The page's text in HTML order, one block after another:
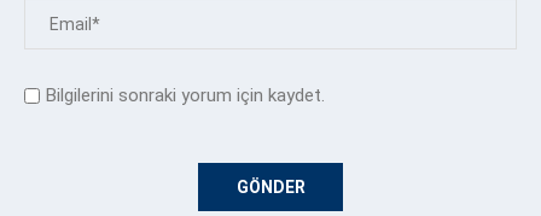
Bilgilerini sonraki yorum için kaydet.